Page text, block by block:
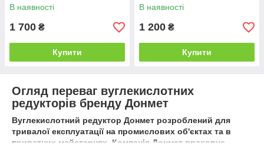
В наявності
1 700 ₴
Купити
В наявності
1 200 ₴
Купити
Огляд переваг вуглекислотних
редукторів бренду Донмет
Вуглекислотний редуктор Донмет розроблений для
тривалої експлуатації на промислових об'єктах та в
приватних майстернях. Компанія Донмет враховує